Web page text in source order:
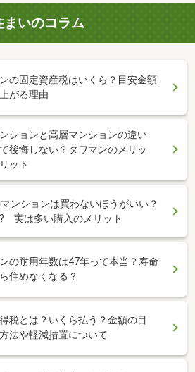
まいのコラム
の固定資産税はいくら？目安金額
がる理由
ションと高層マンションの違い
後悔しない？タワマンのメリッ
ット
ンションは買わないほうがいい？
実は多い購入のメリット
の耐用年数は47年って本当？寿命
住めなくなる？
税とは？いくら払う？金額の目
法や軽減措置について